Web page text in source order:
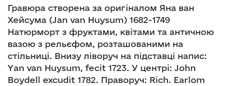
Гравюра створена за оригіналом Яна ван
Хейсума (Jan van Huysum) 1682-1749
Натюрморт з фруктами, квітами та античною
вазою з рельєфом, розташованими на
стільниці. Внизу ліворуч на підставці напис:
Yan van Huysum, fecit 1723. У центрі: John
Boydell excudit 1782. Праворуч: Rich. Earlom